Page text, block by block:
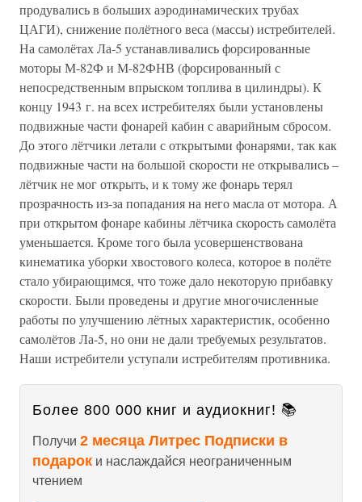
продувались в больших аэродинамических трубах
ЦАГИ), снижение полётного веса (массы) истребителей.
На самолётах Ла-5 устанавливались форсированные
моторы М-82Ф и М-82ФНВ (форсированный с
непосредственным впрыском топлива в цилиндры). К
концу 1943 г. на всех истребителях были установлены
подвижные части фонарей кабин с аварийным сбросом.
До этого лётчики летали с открытыми фонарями, так как
подвижные части на большой скорости не открывались –
лётчик не мог открыть, и к тому же фонарь терял
прозрачность из-за попадания на него масла от мотора. А
при открытом фонаре кабины лётчика скорость самолёта
уменьшается. Кроме того была усовершенствована
кинематика уборки хвостового колеса, которое в полёте
стало убирающимся, что тоже дало некоторую прибавку
скорости. Были проведены и другие многочисленные
работы по улучшению лётных характеристик, особенно
самолётов Ла-5, но они не дали требуемых результатов.
Наши истребители уступали истребителям противника.
Более 800 000 книг и аудиокниг! 📚
Получи 2 месяца Литрес Подписки в
подарок и наслаждайся неограниченным
чтением